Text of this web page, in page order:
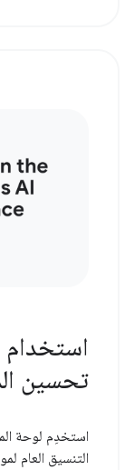
استخدام
تحسين
استخدِم لوحة
التنسيق العام